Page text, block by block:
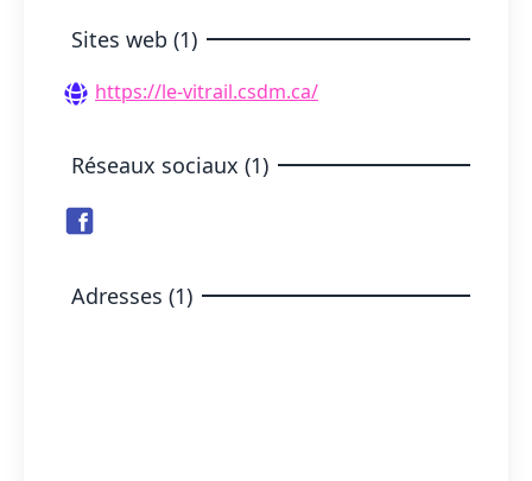
Sites web (1)
https://le-vitrail.csdm.ca/
Réseaux sociaux (1)
Adresses (1)